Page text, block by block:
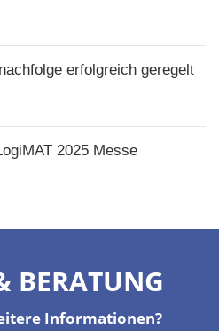
erfolgreich geregelt
2025 Messe
BERATUNG
Informationen?